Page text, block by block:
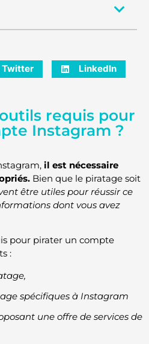
Twitter LinkedIn
requis pour
Instagram ?
il est nécessaire
Bien que le piratage soit
être utiles pour réussir ce
dont vous avez
pour pirater un compte
:
spécifiques à Instagram
une offre de services de